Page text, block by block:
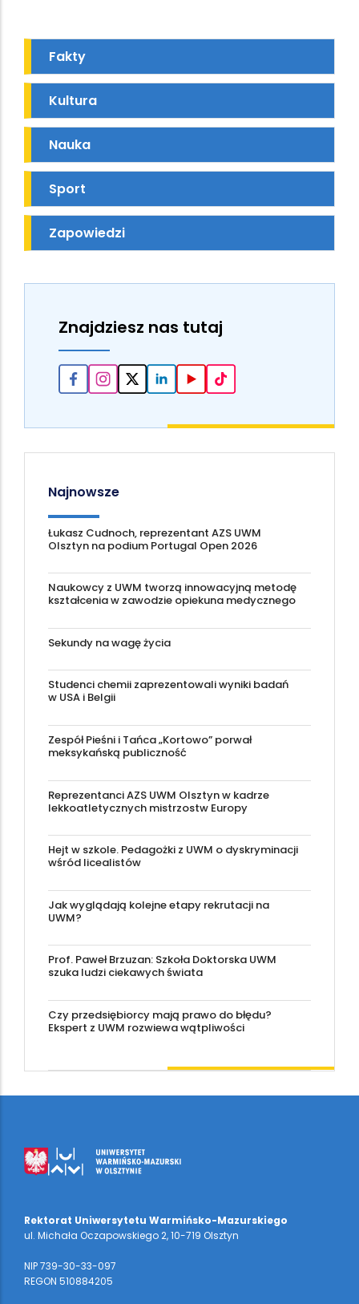
Fakty
Kultura
Nauka
Sport
Zapowiedzi
Znajdziesz nas tutaj
Najnowsze
Łukasz Cudnoch, reprezentant AZS UWM
Olsztyn na podium Portugal Open 2026
Naukowcy z UWM tworzą innowacyjną metodę
kształcenia w zawodzie opiekuna medycznego
Sekundy na wagę życia
Studenci chemii zaprezentowali wyniki badań
w USA i Belgii
Zespół Pieśni i Tańca „Kortowo” porwał
meksykańską publiczność
Reprezentanci AZS UWM Olsztyn w kadrze
lekkoatletycznych mistrzostw Europy
Hejt w szkole. Pedagożki z UWM o dyskryminacji
wśród licealistów
Jak wyglądają kolejne etapy rekrutacji na
UWM?
Prof. Paweł Brzuzan: Szkoła Doktorska UWM
szuka ludzi ciekawych świata
Czy przedsiębiorcy mają prawo do błędu?
Ekspert z UWM rozwiewa wątpliwości
Rektorat Uniwersytetu Warmińsko-Mazurskiego
ul. Michała Oczapowskiego 2, 10-719 Olsztyn
NIP 739-30-33-097
REGON 510884205